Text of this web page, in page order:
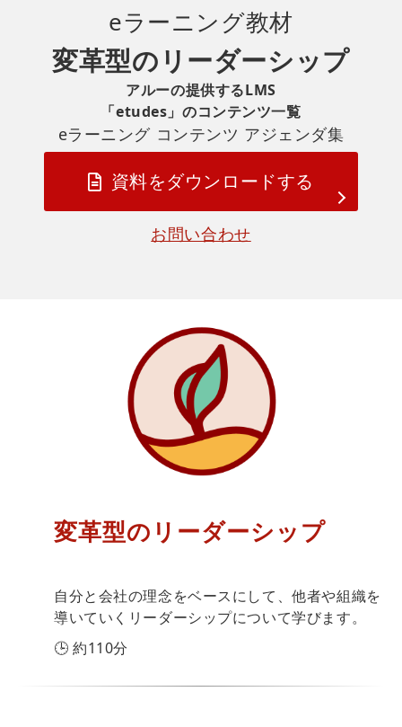
eラーニング教材
変革型のリーダーシップ
アルーの提供するLMS
「etudes」のコンテンツ一覧
eラーニング コンテンツ アジェンダ集
資料をダウンロードする
お問い合わせ
変革型のリーダーシップ
自分と会社の理念をベースにして、他者や組織を
導いていくリーダーシップについて学びます。
🕒 約110分